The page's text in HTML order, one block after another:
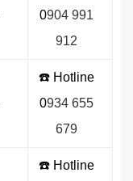
0904 991
912
☎️ Hotline
0934 655
679
☎️ Hotline